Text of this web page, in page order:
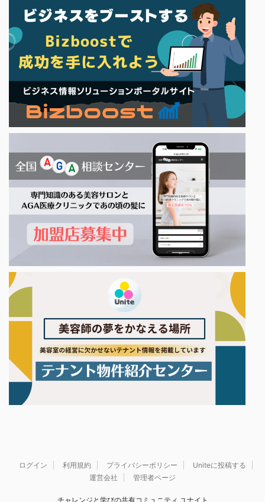
ログイン 利用規約 プライバシーポリシー
Uniteに投稿する
運営会社
管理者ページ
チャレンジと学びの共有コミュニティ ユナイト